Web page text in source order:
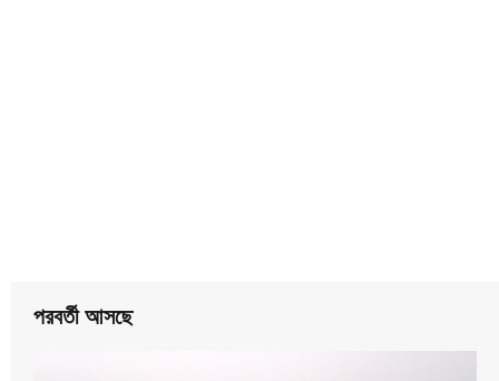
পরবর্তী আসছে